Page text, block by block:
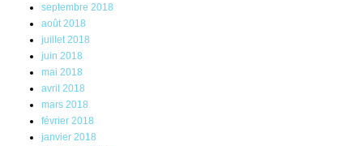
septembre 2018
août 2018
juillet 2018
juin 2018
mai 2018
avril 2018
mars 2018
février 2018
janvier 2018